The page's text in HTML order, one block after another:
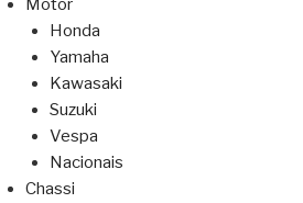
Honda
Yamaha
Kawasaki
Suzuki
Vespa
Nacionais
Chassi